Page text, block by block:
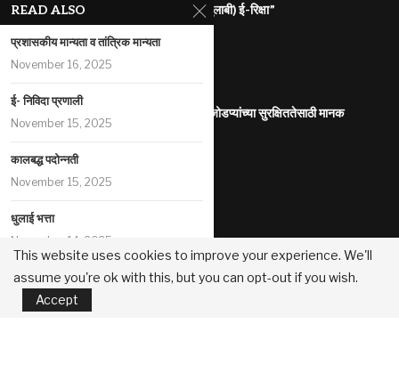
राज्यातील गरजू महिलांना रोजगारासाठी “पिंक (गुलाबी) ई-रिक्षा”
July 31, 2026
महाराष्ट्र इलेक्ट्रिक वाहन धोरण
आंतरजातीय किंवा आंतरधर्मीय विवाह करणा-या जोडप्यांच्या सुरक्षिततेसाठी मानक
कार्यप्रणाली
पोलीस कोठडीतील मृत्यू
सुधारित प्रधानमंत्री पीक विमा योजना
July 29, 2026
महानगरपालिका /नगरपरिषदा/नगरपंचायती यांच्या मालकीच्या मालमत्तांच्या मुद्रीकरण
धोरण
READ ALSO
प्रशासकीय मान्यता व तांत्रिक मान्यता
November 16, 2025
ई- निविदा प्रणाली
November 15, 2025
कालबद्ध पदोन्नती
November 15, 2025
धुलाई भत्ता
November 14, 2025
शिस्तभंगविषयक कारवाई: विभागीय चौकशी
November 12, 2025
This website uses cookies to improve your experience. We'll
assume you're ok with this, but you can opt-out if you wish.
Accept